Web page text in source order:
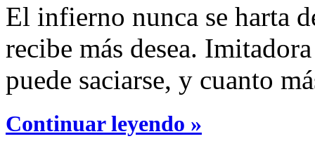
El infierno nunca se harta
recibe más desea.
puede saciarse, y cuanto
Continuar leyendo »